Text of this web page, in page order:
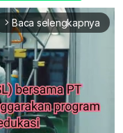
arrow_forward_ios Baca selengkapnya